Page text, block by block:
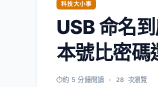
科技大小事
USB 命名
本號比密
約 5 分鐘閱讀 · 28 次瀏覽